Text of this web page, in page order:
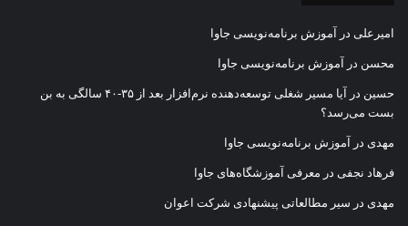
امیرعلی در آموزش برنامه‌نویسی جاوا
محسن در آموزش برنامه‌نویسی جاوا
حسین در
آیا مسیر شغلی توسعه‌دهنده نرم‌افزار بعد از ۳۵-۴۰ سالگی به بن
بست می‌رسد؟
مهدی در آموزش برنامه‌نویسی جاوا
فرهاد نجفی در معرفی آموزشگاه‌های جاوا
مهدی در سیر مطالعاتی پیشنهادی شرکت اعوان